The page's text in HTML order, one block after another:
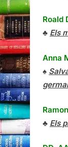
Roald
♣ Els
Anna
♠
♣ Els